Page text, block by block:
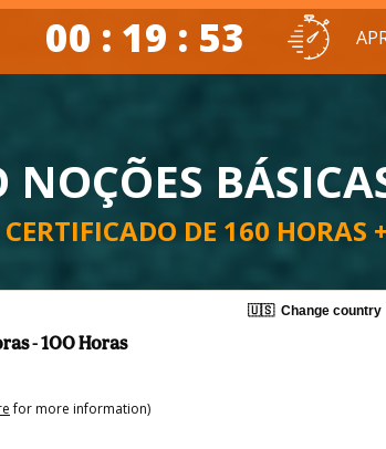
00 : 19 : 52
NOÇÕES
CERTIFICADO DE 160 HORAS
🇺🇸 Change country
- 100 Horas
for more information)